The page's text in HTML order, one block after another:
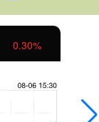
0.30%